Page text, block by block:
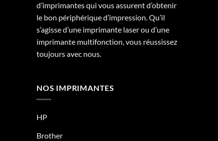
d’imprimantes qui vous assurent d’obtenir
le bon périphérique d’impression. Qu’il
s’agisse d’une imprimante laser ou d’une
imprimante multifonction, vous réussissez
toujours avec nous.
NOS IMPRIMANTES
HP
Brother